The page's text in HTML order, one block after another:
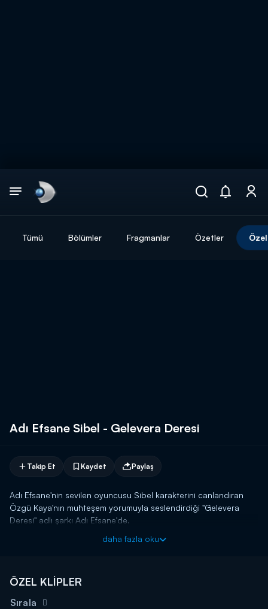
Tümü Bölümler Fragmanlar Özetler
Adı Efsane Sibel - Gelevera Deresi
Takip Et Kaydet Paylaş
Adı Efsane'nin sevilen oyuncusu Sibel karakterini canlandıran
Özgü Kaya'nın muhteşem yorumuyla seslendirdiği "Gelevera
Deresi" adlı şarkı Adı Efsane'de.
daha fazla oku
ÖZEL KLİPLER
Sırala